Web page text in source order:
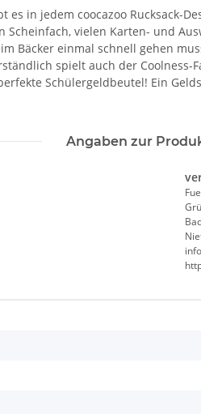
in jedem coocazoo Rucksack-
vielen Karten- und
Bäcker einmal schnell gehen
spielt auch der
Schülergeldbeutel! Ein
Angaben zur